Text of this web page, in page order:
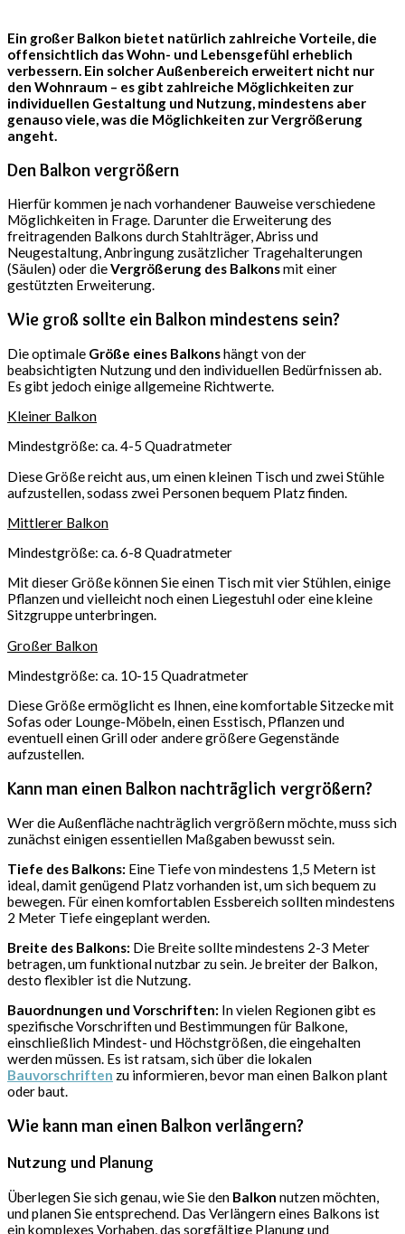
Ein großer Balkon bietet natürlich zahlreiche Vorteile, die
offensichtlich das Wohn- und Lebensgefühl erheblich
verbessern. Ein solcher Außenbereich erweitert nicht nur
den Wohnraum – es gibt zahlreiche Möglichkeiten zur
individuellen Gestaltung und Nutzung, mindestens aber
genauso viele, was die Möglichkeiten zur Vergrößerung
angeht.
Den Balkon vergrößern
Hierfür kommen je nach vorhandener Bauweise verschiedene
Möglichkeiten in Frage. Darunter die Erweiterung des
freitragenden Balkons durch Stahlträger, Abriss und
Neugestaltung, Anbringung zusätzlicher Tragehalterungen
(Säulen) oder dieVergrößerung des Balkonsmit einer
gestützten Erweiterung.
Wie groß sollte ein Balkon mindestens sein?
Die optimale Größe eines Balkonshängt von der
beabsichtigten Nutzung und den individuellen Bedürfnissen ab.
Es gibt jedoch einige allgemeine Richtwerte.
Kleiner Balkon
Mindestgröße: ca. 4-5 Quadratmeter
Diese Größe reicht aus, um einen kleinen Tisch und zwei Stühle
aufzustellen, sodass zwei Personen bequem Platz finden.
Mittlerer Balkon
Mindestgröße: ca. 6-8 Quadratmeter
Mit dieser Größe können Sie einen Tisch mit vier Stühlen, einige
Pflanzen und vielleicht noch einen Liegestuhl oder eine kleine
Sitzgruppe unterbringen.
Großer Balkon
Mindestgröße: ca. 10-15 Quadratmeter
Diese Größe ermöglicht es Ihnen, eine komfortable Sitzecke mit
Sofas oder Lounge-Möbeln, einen Esstisch, Pflanzen und
eventuell einen Grill oder andere größere Gegenstände
aufzustellen.
Kann man einen Balkon nachträglich vergrößern?
Wer die Außenfläche nachträglich vergrößern möchte, muss sich
zunächst einigen essentiellen Maßgaben bewusst sein.
Tiefe des Balkons: Eine Tiefe von mindestens 1,5 Metern ist
ideal, damit genügend Platz vorhanden ist, um sich bequem zu
bewegen. Für einen komfortablen Essbereich sollten mindestens
2 Meter Tiefe eingeplant werden.
Breite des Balkons: Die Breite sollte mindestens 2-3 Meter
betragen, um funktional nutzbar zu sein. Je breiter der Balkon,
desto flexibler ist die Nutzung.
Bauordnungen und Vorschriften: In vielen Regionen gibt es
spezifische Vorschriften und Bestimmungen für Balkone,
einschließlich Mindest- und Höchstgrößen, die eingehalten
werden müssen. Es ist ratsam, sich über die lokalen
Bauvorschriften zu informieren, bevor man einen Balkon plant
oder baut.
Wie kann man einen Balkon verlängern?
Nutzung und Planung
Überlegen Sie sich genau, wie Sie den Balkon nutzen möchten,
und planen Sie entsprechend. Das Verlängern eines Balkons ist
ein komplexes Vorhaben, das sorgfältige Planung und